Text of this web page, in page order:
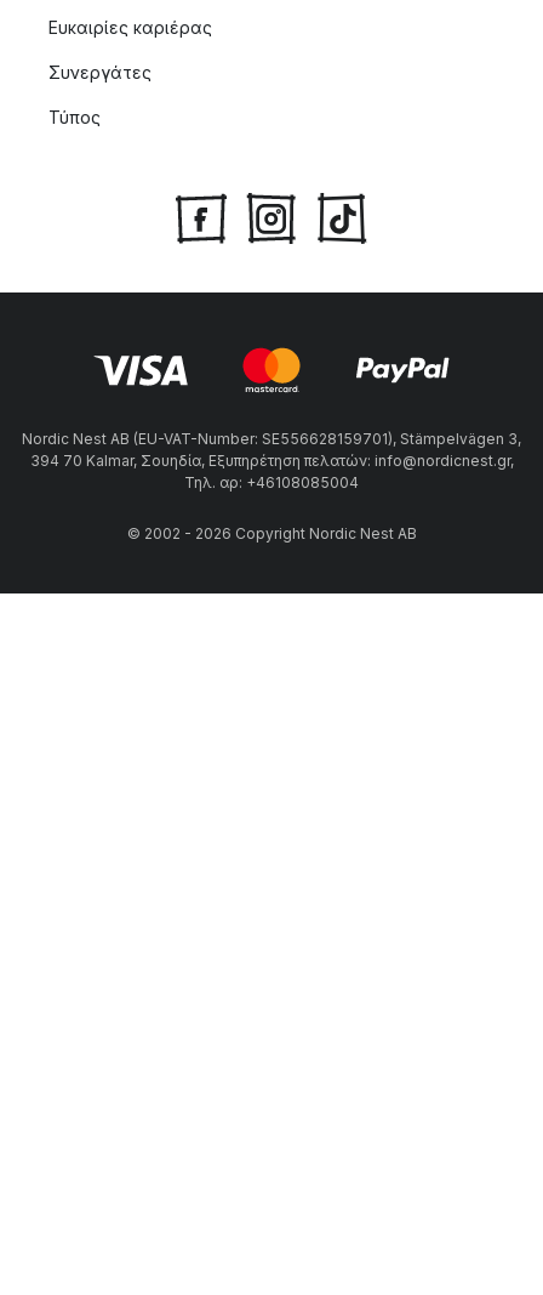
Ευκαιρίες καριέρας
Συνεργάτες
Τύπος
Nordic Nest AB (EU-VAT-Number: SE556628159701), Stämpelvägen 3,
394 70 Kalmar, Σουηδία, Εξυπηρέτηση πελατών: info@nordicnest.gr,
Τηλ. αρ: +46108085004
© 2002 - 2026 Copyright Nordic Nest AB